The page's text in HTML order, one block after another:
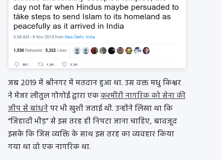
जब 2019 में श्रीनगर में मतदान हुआ था. उस वक्त मधु किश्वर
ने मेजर लीतुल गोगोई द्वारा एककश्मीरी नागरिक को सेना की
जीप से बांधनेपर भी खुशी जताई थी. उन्होंने लिखा था कि
“जिहादी भीड़” से इस तरह ही निपटा जाना चाहिए, बावजूद
इसके कि जिस व्यक्ति के साथ इस तरह का व्यवहार किया
गया था वो एक नागरिक था.